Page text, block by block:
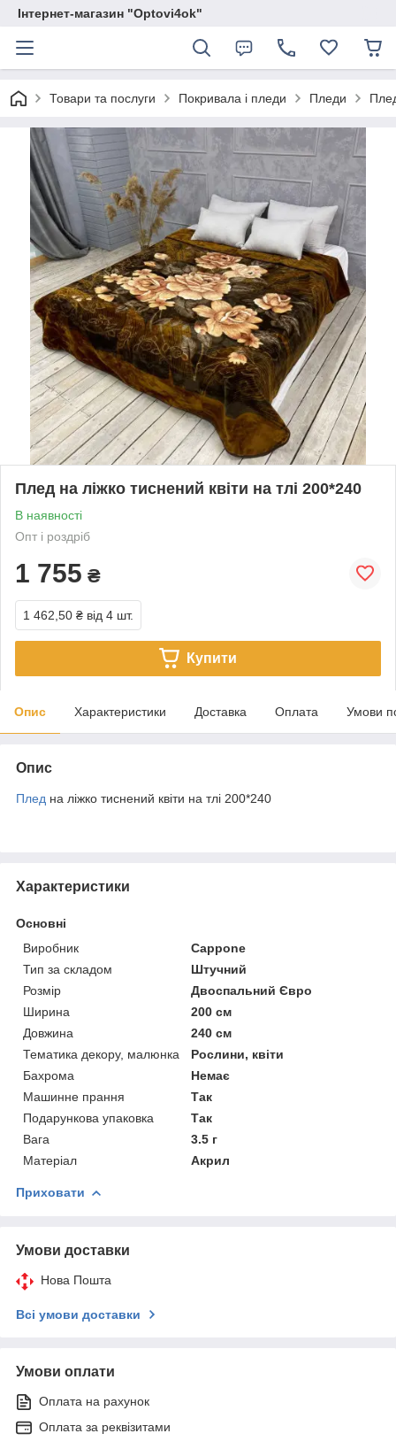
Інтернет-магазин "Optovi4ok"
Товари та послуги Покривала і пледи Пледи
Плед на ліжко тиснений квіти на тлі 200*240
В наявності
Опт і роздріб
1 755 ₴
1 462,50 ₴ від 4 шт.
Купити
Опис Характеристики Доставка Оплата Умови
Опис
Плед на ліжко тиснений квіти на тлі 200*240
Характеристики
Основні
Виробник
Cappone
Тип за складом
Штучний
Розмір
Двоспальний Євро
Ширина
200 см
Довжина
240 см
Тематика декору, малюнка
Рослини, квіти
Бахрома
Немає
Машинне прання
Так
Подарункова упаковка
Так
Вага
3.5 г
Матеріал
Акрил
Приховати
Умови доставки
Нова Пошта
Всі умови доставки
Умови оплати
Оплата на рахунок
Оплата за реквізитами